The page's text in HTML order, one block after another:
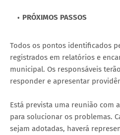
PRÓXIMOS PASSOS
Todos os pontos identificados
registrados em relatórios e
municipal. Os responsáveis
responder e apresentar
Está prevista uma reunião com
para solucionar os problemas.
sejam adotadas, haverá